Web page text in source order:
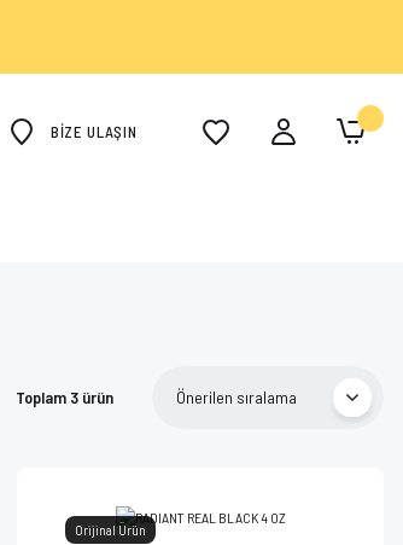
BİZE ULAŞIN
Toplam 3 ürün
Orijinal Ürün